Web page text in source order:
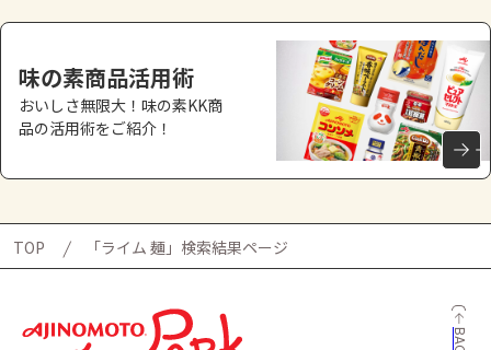
味の素商品活用術
おいしさ無限大！味の素KK商
品の活用術をご紹介！
TOP 「ライム 麺」検索結果ページ